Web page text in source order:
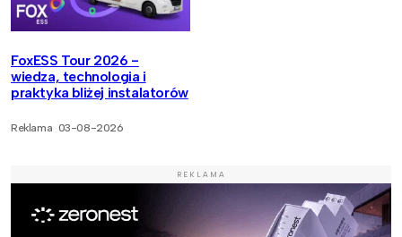
FoxESS Tour 2026 -
wiedza, technologia i
praktyka bliżej instalatorów
Reklama 03-08-2026
REKLAMA